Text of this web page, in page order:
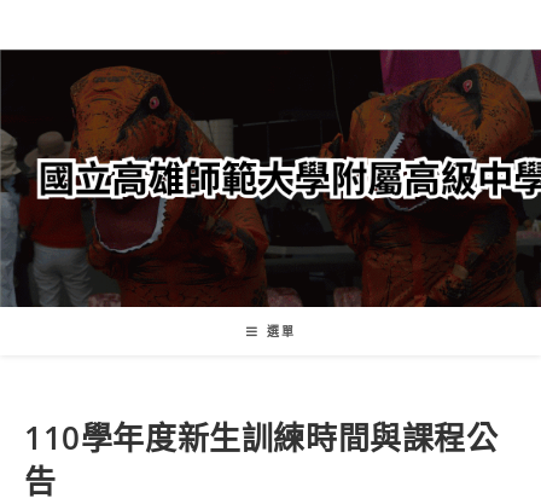
轉
要
內
容
選單
110學年度新生訓練時間與課程公
告